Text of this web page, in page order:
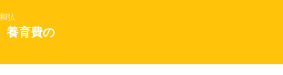
弘
養育費の